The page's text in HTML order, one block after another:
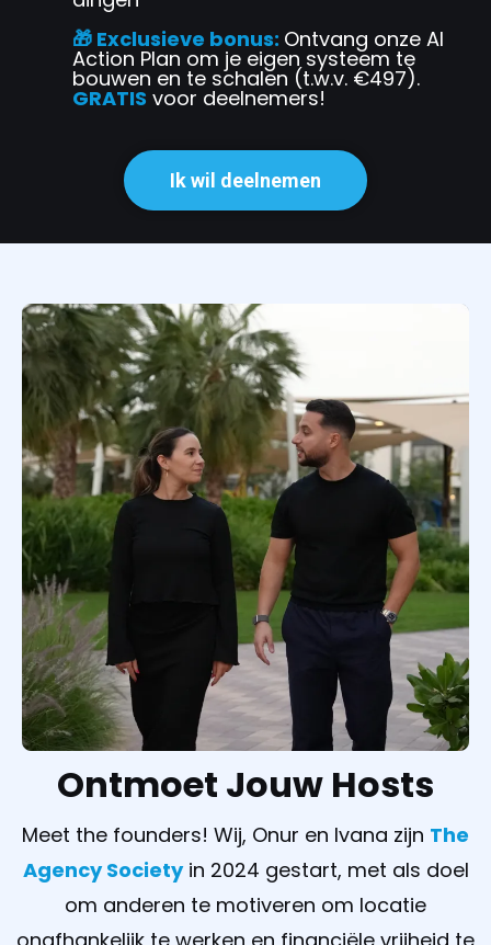
🎁 Exclusieve bonus: Ontvang onze AI
Action Plan om je eigen systeem te
bouwen en te schalen (t.w.v. €497).
GRATIS voor deelnemers!
Ik wil deelnemen
Ontmoet Jouw Hosts
Meet the founders! Wij, Onur en Ivana zijn The
Agency Societyin 2024 gestart, met als doel
om anderen te motiveren om locatie